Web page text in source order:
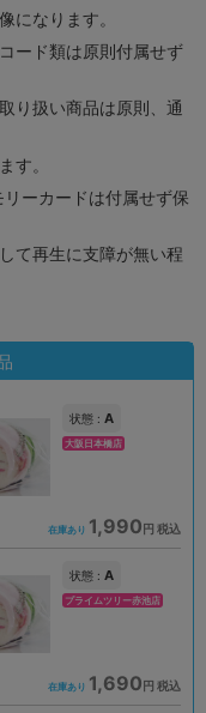
になります。
ード類は原則付属せず
り扱い商品は原則、通
す。
ーカードは付属せず保
て再生に支障が無い程
状態 : A
大阪日本橋店
在庫あり 1,990円 税込
状態 : A
プライムツリー赤池店
在庫あり 1,690円 税込